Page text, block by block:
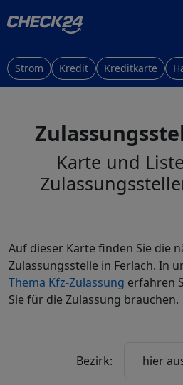
Strom Kredit Kreditkarte
Karte und
Auf dieser Karte finden Sie die
Zulassungsstelle in Ferlach. In
Thema Kfz-Zulassung erfahren
Sie für die Zulassung brauchen.
Bezirk: hier